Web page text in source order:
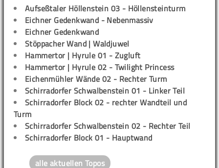
Aufseßtaler Höllenstein 03 - Höllensteinturm
Eichner Gedenkwand - Nebenmassiv
Eichner Gedenkwand
Stöppacher Wand | Waldjuwel
Hammertor | Hyrule 01 - Zugluft
Hammertor | Hyrule 02 - Twilight Princess
Eichenmühler Wände 02 - Rechter Turm
Schirradorfer Schwalbenstein 01 - Linker Teil
Schirradorfer Block 02 - rechter Wandteil und
Turm
Schirradorfer Schwalbenstein 02 - Rechter Teil
Schirradorfer Block 01 - Hauptwand
alle aktuellen Topos